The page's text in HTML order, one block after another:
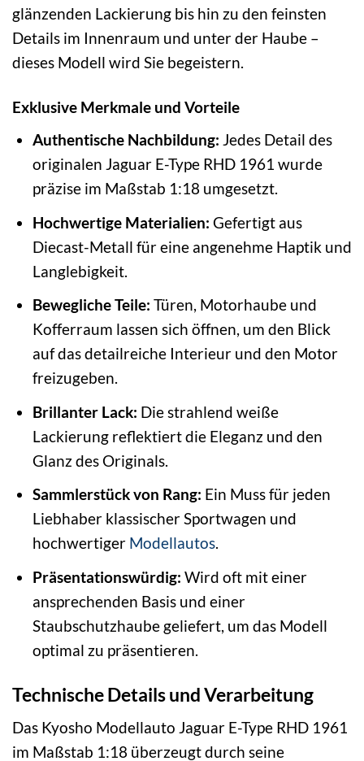
glänzenden Lackierung bis hin zu den feinsten
Details im Innenraum und unter der Haube –
dieses Modell wird Sie begeistern.
Exklusive Merkmale und Vorteile
Authentische Nachbildung: Jedes Detail des
originalen Jaguar E-Type RHD 1961 wurde
präzise im Maßstab 1:18 umgesetzt.
Hochwertige Materialien: Gefertigt aus
Diecast-Metall für eine angenehme Haptik und
Langlebigkeit.
Bewegliche Teile: Türen, Motorhaube und
Kofferraum lassen sich öffnen, um den Blick
auf das detailreiche Interieur und den Motor
freizugeben.
Brillanter Lack: Die strahlend weiße
Lackierung reflektiert die Eleganz und den
Glanz des Originals.
Sammlerstück von Rang: Ein Muss für jeden
Liebhaber klassischer Sportwagen und
hochwertiger Modellautos.
Präsentationswürdig: Wird oft mit einer
ansprechenden Basis und einer
Staubschutzhaube geliefert, um das Modell
optimal zu präsentieren.
Technische Details und Verarbeitung
Das Kyosho Modellauto Jaguar E-Type RHD 1961
im Maßstab 1:18 überzeugt durch seine